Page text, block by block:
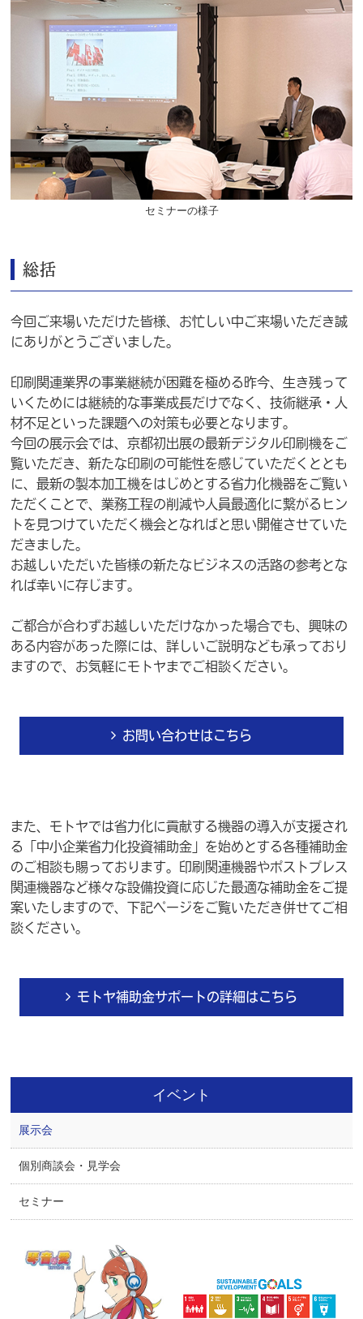
セミナーの様子
総括
今回ご来場いただけた皆様、お忙しい中ご来場いただき誠
にありがとうございました。
印刷関連業界の事業継続が困難を極める昨今、生き残って
いくためには継続的な事業成長だけでなく、技術継承・人
材不足といった課題への対策も必要となります。
今回の展示会では、京都初出展の最新デジタル印刷機をご
覧いただき、新たな印刷の可能性を感じていただくととも
に、最新の製本加工機をはじめとする省力化機器をご覧い
ただくことで、業務工程の削減や人員最適化に繋がるヒン
トを見つけていただく機会となればと思い開催させていた
だきました。
お越しいただいた皆様の新たなビジネスの活路の参考とな
れば幸いに存じます。
ご都合が合わずお越しいただけなかった場合でも、興味の
ある内容があった際には、詳しいご説明なども承っており
ますので、お気軽にモトヤまでご相談ください。
お問い合わせはこちら
また、モトヤでは省力化に貢献する機器の導入が支援され
る「中小企業省力化投資補助金」を始めとする各種補助金
のご相談も賜っております。印刷関連機器やポストプレス
関連機器など様々な設備投資に応じた最適な補助金をご提
案いたしますので、下記ページをご覧いただき併せてご相
談ください。
モトヤ補助金サポートの詳細はこちら
イベント
展示会
個別商談会・見学会
セミナー